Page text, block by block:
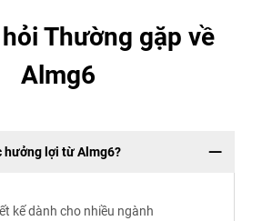
Thường gặp về
Almg6
hưởng lợi từ Almg6?
kế dành cho nhiều ngành